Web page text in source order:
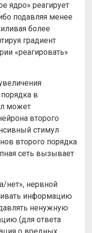
ядро» реагирует
подавляя менее
более
градиент
«реагировать»
в
может
второго
стимул
второго порядка
сеть вызывает
нет», нервной
информацию
ненужную
(для ответа